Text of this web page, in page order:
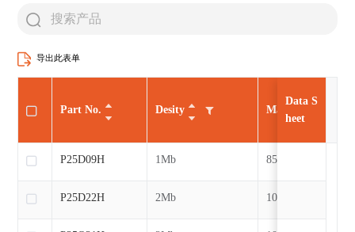
导出此表单
Desity Max CLK
1Mb 85MHz
2Mb 104MHz
Part No.
P25D09H
P25D22H
Data S
heet